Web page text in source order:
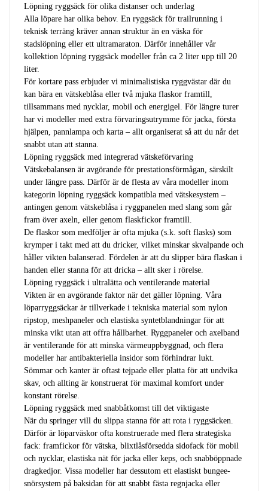
Löpning ryggsäck för olika distanser och underlag
Alla löpare har olika behov. En ryggsäck för trailrunning i
teknisk terräng kräver annan struktur än en väska för
stadslöpning eller ett ultramaraton. Därför innehåller vår
kollektion löpning ryggsäck modeller från ca 2 liter upp till 20
liter.
För kortare pass erbjuder vi minimalistiska ryggvästar där du
kan bära en vätskeblåsa eller två mjuka flaskor framtill,
tillsammans med nycklar, mobil och energigel. För längre turer
har vi modeller med extra förvaringsutrymme för jacka, första
hjälpen, pannlampa och karta – allt organiserat så att du når det
snabbt utan att stanna.
Löpning ryggsäck med integrerad vätskeförvaring
Vätskebalansen är avgörande för prestationsförmågan, särskilt
under längre pass. Därför är de flesta av våra modeller inom
kategorin löpning ryggsäck kompatibla med vätskesystem –
antingen genom vätskeblåsa i ryggpanelen med slang som går
fram över axeln, eller genom flaskfickor framtill.
De flaskor som medföljer är ofta mjuka (s.k. soft flasks) som
krymper i takt med att du dricker, vilket minskar skvalpande och
håller vikten balanserad. Fördelen är att du slipper bära flaskan i
handen eller stanna för att dricka – allt sker i rörelse.
Löpning ryggsäck i ultralätta och ventilerande material
Vikten är en avgörande faktor när det gäller löpning. Våra
löparryggsäckar är tillverkade i tekniska material som nylon
ripstop, meshpaneler och elastiska syntetblandningar för att
minska vikt utan att offra hållbarhet. Ryggpaneler och axelband
är ventilerande för att minska värmeuppbyggnad, och flera
modeller har antibakteriella insidor som förhindrar lukt.
Sömmar och kanter är oftast tejpade eller platta för att undvika
skav, och allting är konstruerat för maximal komfort under
konstant rörelse.
Löpning ryggsäck med snabbåtkomst till det viktigaste
När du springer vill du slippa stanna för att rota i ryggsäcken.
Därför är löparväskor ofta konstruerade med flera strategiska
fack: framfickor för vätska, blixtlåsförsedda sidofack för mobil
och nycklar, elastiska nät för jacka eller keps, och snabböppnade
dragkedjor. Vissa modeller har dessutom ett elastiskt bungee-
snörsystem på baksidan för att snabbt fästa regnjacka eller